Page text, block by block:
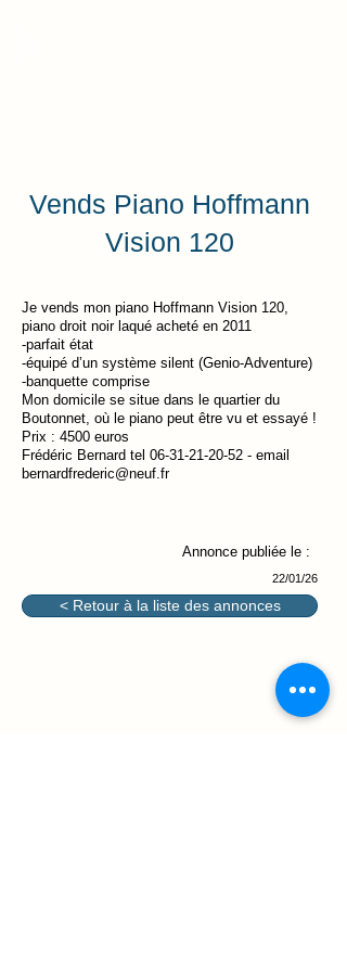
Vends Piano Hoffmann
Vision 120
Je vends mon piano Hoffmann Vision 120,
piano droit noir laqué acheté en 2011
-parfait état
-équipé d’un système silent (Genio-Adventure)
-banquette comprise
Mon domicile se situe dans le quartier du
Boutonnet, où le piano peut être vu et essayé !
Prix : 4500 euros
Frédéric Bernard tel 06-31-21-20-52 - email
bernardfrederic@neuf.fr
Annonce publiée le :
22/01/26
< Retour à la liste des annonces